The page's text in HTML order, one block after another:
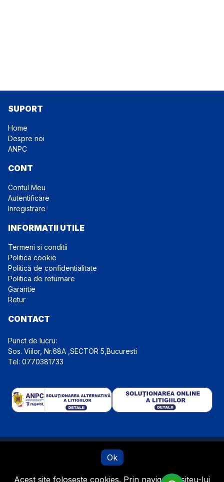
SUPORT
Home
Despre noi
ANPC
CONT
Contul Meu
Autentificare
Inregistrare
INFORMATII UTILE
Termeni si conditii
Politica cookie
Politică de confidentialitate
Politica de returnare
Garantie
Retur
CONTACT
Punct de lucru:
Tel: 0770381733
Website detinut de Euro Top Import Auto S.R.L., CIF: 39762487,
Acest site foloseste cookies. Prin navigarea siteu-lui
Ok